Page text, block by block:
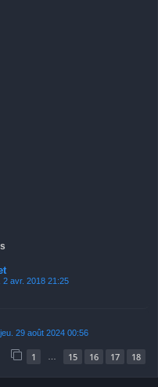
2 avr. 2018 21:25
jeu. 29 août 2024 00:56
1 15 16 17 18